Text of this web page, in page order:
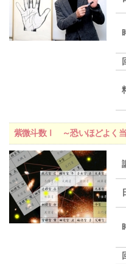
紫微斗数Ⅰ ～恐いほどよく当